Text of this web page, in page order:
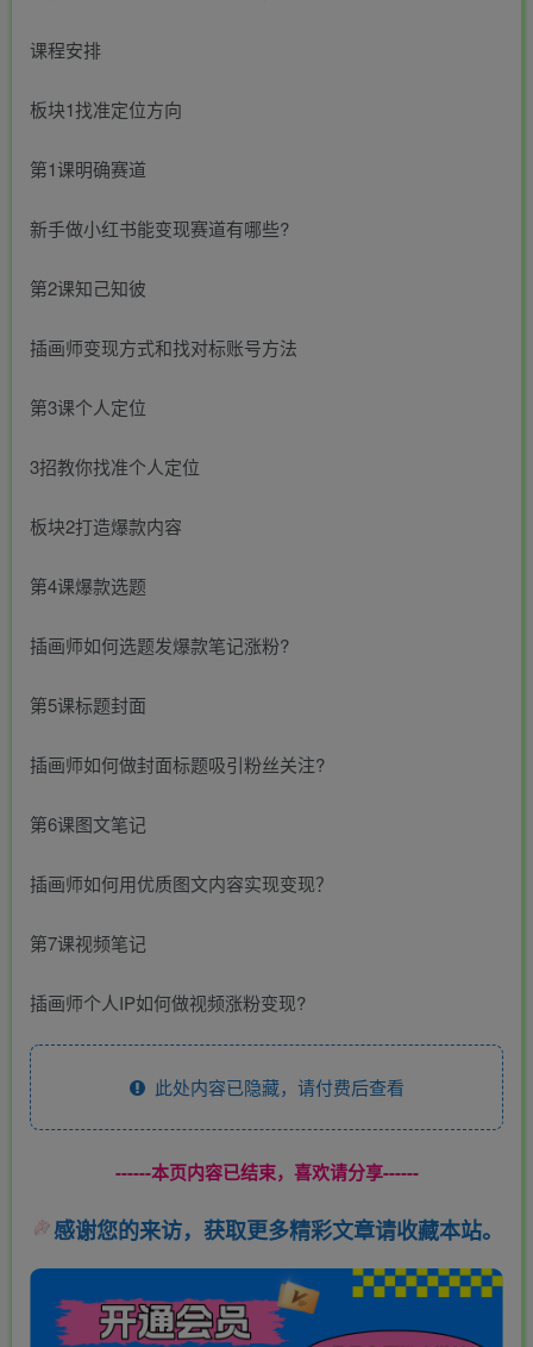
课程安排
板块1找准定位方向
第1课明确赛道
新手做小红书能变现赛道有哪些?
第2课知己知彼
插画师变现方式和找对标账号方法
第3课个人定位
3招教你找准个人定位
板块2打造爆款内容
第4课爆款选题
插画师如何选题发爆款笔记涨粉?
第5课标题封面
插画师如何做封面标题吸引粉丝关注?
第6课图文笔记
插画师如何用优质图文内容实现变现？
第7课视频笔记
插画师个人IP如何做视频涨粉变现?
此处内容已隐藏，请付费后查看
------本页内容已结束，喜欢请分享------
感谢您的来访，获取更多精彩文章请收藏本站。